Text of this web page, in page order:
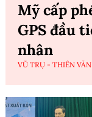
Mỹ cấp
GPS đầu
nhân
VŨ TRỤ - THIÊN VĂN